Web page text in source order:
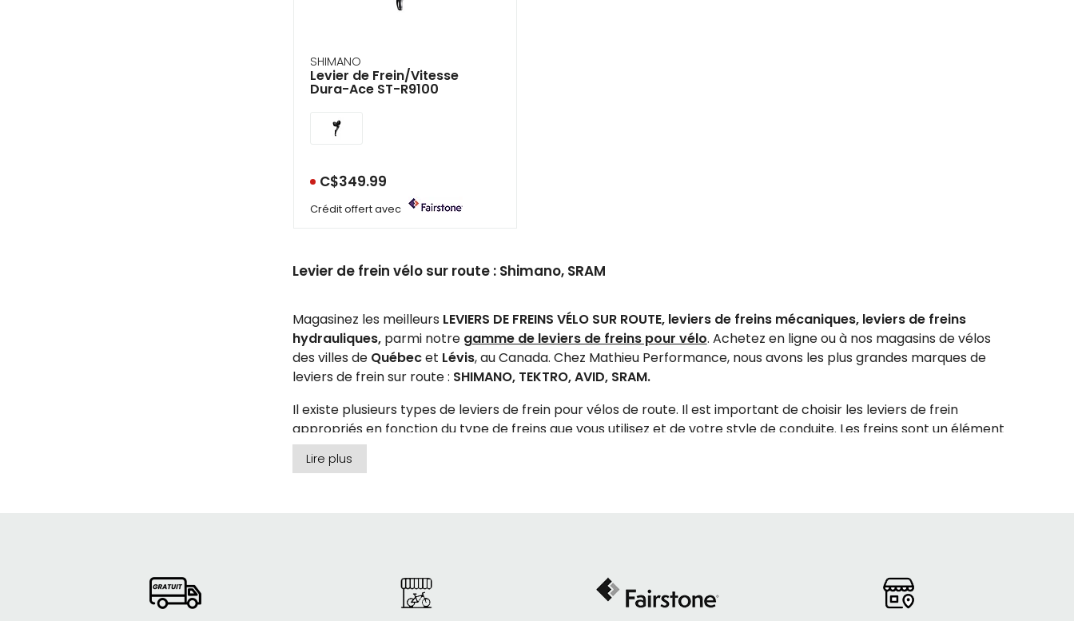
SHIMANO
Levier de Frein/Vitesse
Dura-Ace ST-R9100
C$349.99
Crédit offert avec
Levier de frein vélo sur route : Shimano, SRAM
Magasinez les meilleurs LEVIERS DE FREINS VÉLO SUR ROUTE, leviers de freins mécaniques, leviers de freins
hydrauliques, parmi notre gamme de leviers de freins pour vélo. Achetez en ligne ou à nos magasins de vélos
des villes de Québecet Lévis, au Canada. Chez Mathieu Performance, nous avons les plus grandes marques de
leviers de frein sur route : SHIMANO, TEKTRO, AVID, SRAM.
Il existe plusieurs types de leviers de frein pour vélos de route. Il est important de choisir les leviers de frein
appropriés en fonction du type de freins que vous utilisez et de votre style de conduite. Les freins sont un élément
de sécurité crucial sur un vélo, il est donc important de les choisir et de les entretenir soigneusement.
ces types de freins.
Lire plus